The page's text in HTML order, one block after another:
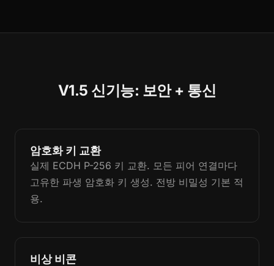
V1.5 신기능: 보안 + 통신
암호화 키 교환
실제 ECDH P-256 키 교환. 모든 피어 연결마다
고유한 파생 암호화 키 생성. 전방 비밀성 기본 적
용.
비상 비콘